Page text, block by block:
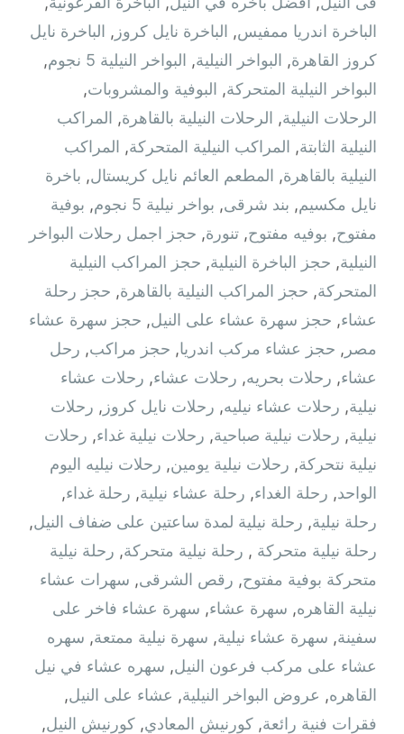
الباخرة اندريا ممفيس, الباخرة نايل كروز , الباخرة نايل
كروز القاهرة, البواخر النيلية, البواخر النيلية 5 نجوم
,
البواخر النيلية المتحركة, البوفية والمشروبات,
الرحلات النيلية, الرحلات النيلية بالقاهرة, المراكب
النيلية الثابتة, المراكب النيلية المتحركة, المراكب
النيلية بالقاهرة, المطعم العائم نايل كريستال, باخرة
نايل مكسيم, بند شرقى, بواخر نيلية 5 نجوم , بوفية
مفتوح, بوفيه مفتوح, تنورة, حجز اجمل رحلات البواخر
النيلية, حجز الباخرة النيلية, حجز المراكب النيلية
المتحركة, حجز المراكب النيلية بالقاهرة, حجز رحلة
عشاء, حجز سهرة عشاء على النيل, حجز سهرة عشاء
مصر , حجز عشاء مركب اندريا, حجز مراكب, رحل
عشاء, رحلات بحريه, رحلات عشاء, رحلات عشاء
نيلية, رحلات عشاء نيليه, رحلات نايل كروز , رحلات
نيلية, رحلات نيلية صباحية, رحلات نيلية غداء, رحلات
نيلية نتحركة, رحلات نيلية يومين, رحلات نيليه اليوم
الواحد, رحلة الغداء, رحلة عشاء نيلية, رحلة غداء,
رحلة نيلية, رحلة نيلية لمدة ساعتين على ضفاف النيل,
رحلة نيلية متحركة ‫ , رحلة نيلية متحركة, رحلة نيلية
متحركة بوفية مفتوح, رقص الشرقى, سهرات عشاء
نيلية القاهره, سهرة عشاء, سهرة عشاء فاخر على
سفينة, سهرة عشاء نيلية, سهرة نيلية ممتعة, سهره
عشاء على مركب فرعون النيل, سهره عشاء في نيل
القاهره‏, عروض البواخر النيلية, عشاء على النيل,
فقرات فنية رائعة, كورنيش المعادي, كورنيش النيل,